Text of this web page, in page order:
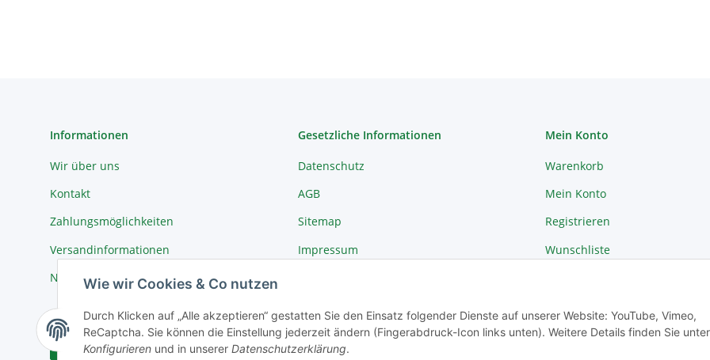
Wie wir Cookies & Co nutzen
Durch Klicken auf „Alle akzeptieren“ gestatten Sie den Einsatz folgender Dienste auf unserer Website: YouTube, Vimeo,
ReCaptcha. Sie können die Einstellung jederzeit ändern (Fingerabdruck-Icon links unten). Weitere Details finden Sie unter
Konfigurieren und in unserer Datenschutzerklärung.
Informationen
Wir über uns
Kontakt
Zahlungsmöglichkeiten
Versandinformationen
Newsletter
Gesetzliche Informationen
Datenschutz
AGB
Sitemap
Impressum
Mein Konto
Warenkorb
Mein Konto
Registrieren
Wunschliste
Vertrag widerrufen